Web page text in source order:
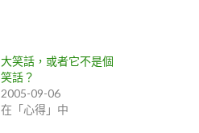
大笑話，或者它不是個
笑話？
2005-09-06
在「心得」中